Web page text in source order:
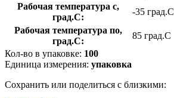
Рабочая температура с,
град.C:
-35 град.C
Рабочая температура по,
град.C:
85 град.C
Кол-во в упаковке: 100
Единица измерения: упаковка
Сохранить или поделиться с близкими: